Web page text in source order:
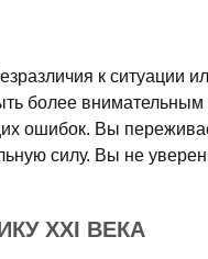
к ситуации
более
ошибок. Вы
силу. Вы не
XXI ВЕКА